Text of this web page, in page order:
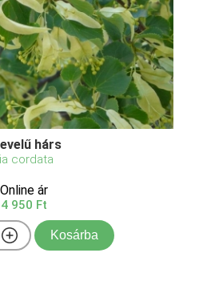
hárs
cordata
Online ár
4 950 Ft
Kosárba